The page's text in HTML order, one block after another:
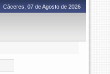
Cáceres, 07 de Agosto de 2026